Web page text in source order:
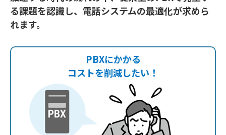
る課題を認識し、電話システムの最適化が求めら
れます。
PBXにかかる
コストを削減したい！